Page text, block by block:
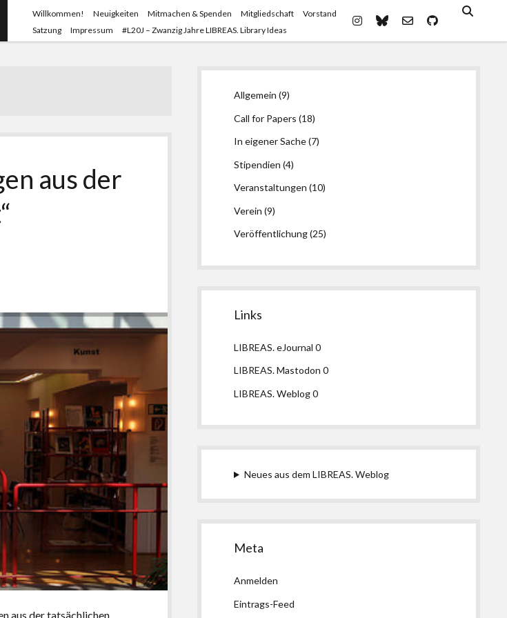
Willkommen! Neuigkeiten Mitmachen & Spenden Mitgliedschaft
Vorstand
Satzung
Impressum #L20J – Zwanzig Jahre LIBREAS. Library Ideas
instagram
blueskyemail-github
aus der
aus der tatsächlichen
Seitenleiste
Allgemein (9)
Call for Papers (18)
In eigener Sache(7)
Stipendien (4)
Veranstaltungen (10)
Verein (9)
Veröffentlichung(25)
Links
LIBREAS. eJournal 0
LIBREAS. Mastodon 0
LIBREAS. Weblog0
Neues aus dem LIBREAS. Weblog
Meta
Anmelden
Eintrags-Feed